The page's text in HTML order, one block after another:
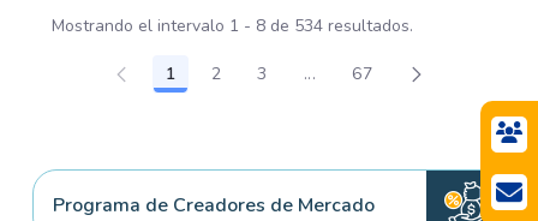
Mostrando el intervalo 1 - 8 de 534 resultados.
Página
1 Página
2 Página
3 ...Páginas intermedias Use
Página
67
Programa de Creadores de Mercado